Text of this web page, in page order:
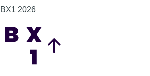
BX1 2026